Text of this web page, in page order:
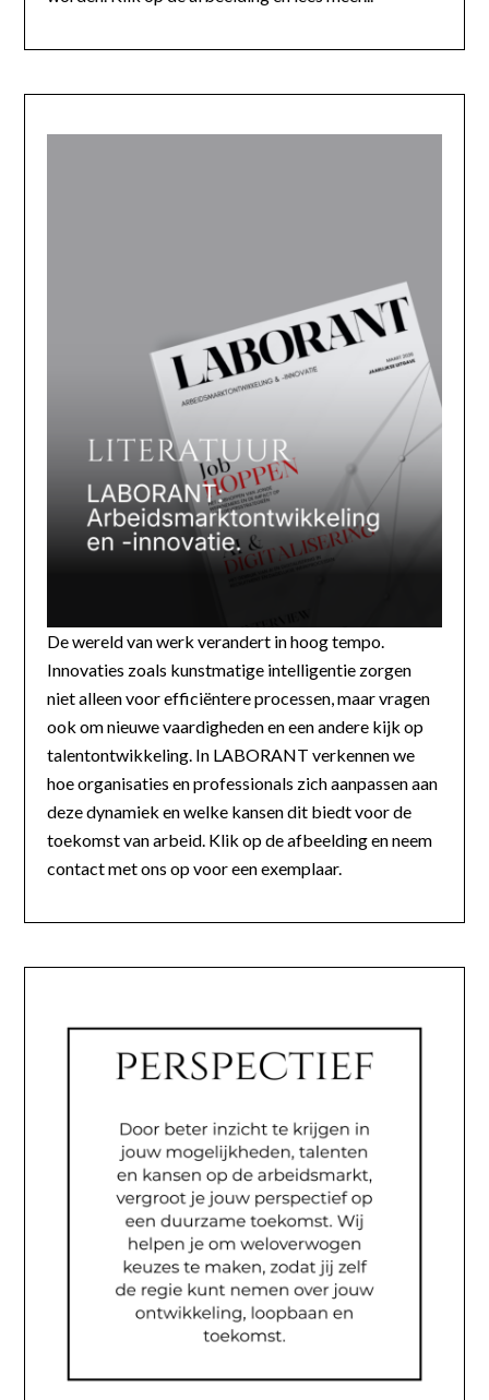
De wereld van werk verandert in hoog tempo.
Innovaties zoals kunstmatige intelligentie zorgen
niet alleen voor efficiëntere processen, maar vragen
ook om nieuwe vaardigheden en een andere kijk op
talentontwikkeling. In LABORANT verkennen we
hoe organisaties en professionals zich aanpassen aan
deze dynamiek en welke kansen dit biedt voor de
toekomst van arbeid. Klik op de afbeelding en neem
contact met ons op voor een exemplaar.